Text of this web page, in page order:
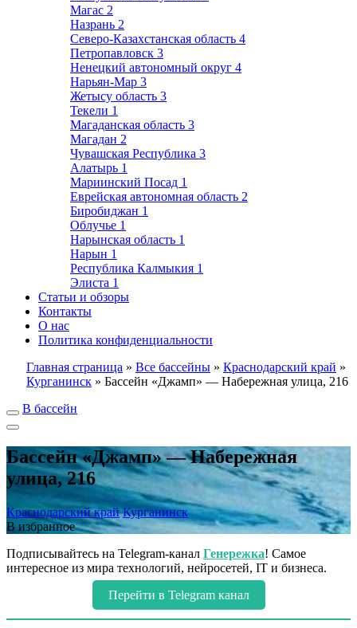
Магас 2
Назрань 2
Северо-Казахстанская область 4
Петропавловск 3
Ненецкий автономный округ 4
Нарьян-Мар 3
Жетысу область 3
Текели 1
Магаданская область 3
Магадан 2
Чувашская Республика 3
Алатырь 1
Мариинский Посад 1
Еврейская автономная область 2
Биробиджан 1
Облучье 1
Нарынская область 1
Нарын 1
Республика Калмыкия 1
Элиста 1
Статьи и обзоры
Контакты
О нас
Политика конфиденциальности
Главная страница » Все бассейны » Краснодарский край »
Курганинск » Бассейн «Джамп» — Набережная улица, 216
В бассейн
Бассейн «Джамп» — Набережная
улица, 216
Краснодарский край Курганинск
В избранное
Подписывайтесь на Telegram-канал Генережка! Самое
интересное из мира технологий, нейросетей, IT и бизнеса.
Перейти в Telegram канал